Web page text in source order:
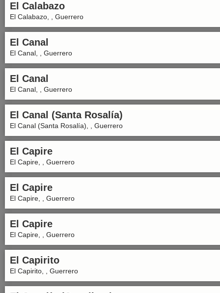
El Calabazo
El Calabazo, , Guerrero
El Canal
El Canal, , Guerrero
El Canal
El Canal, , Guerrero
El Canal (Santa Rosalía)
El Canal (Santa Rosalía), , Guerrero
El Capire
El Capire, , Guerrero
El Capire
El Capire, , Guerrero
El Capire
El Capire, , Guerrero
El Capirito
El Capirito, , Guerrero